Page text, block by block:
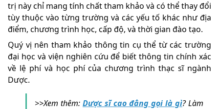
trị này chỉ mang tính chất tham khảo và có thể thay đổi
tùy thuộc vào từng trường và các yếu tố khác như địa
điểm, chương trình học, cấp độ, và thời gian đào tạo.
Quý vị nên tham khảo thông tin cụ thể từ các trường
đại học và viện nghiên cứu để biết thông tin chính xác
về lệ phí và học phí của chương trình thạc sĩ ngành
Dược.
>>Xem thêm: Dược sĩ cao đẳng gọi là gì? Làm